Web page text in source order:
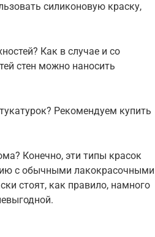
силиконовую краску,
Как в случае и со
стен можно наносить
Рекомендуем купить
Конечно, эти типы красок
с обычными лакокрасочными
стоят, как правило, намного